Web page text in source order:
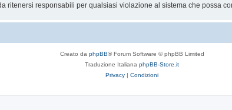
ritenersi responsabili per qualsiasi violazione al sistema che possa
Creato da phpBB® Forum Software © phpBB Limited
Traduzione Italiana phpBB-Store.it
Privacy | Condizioni